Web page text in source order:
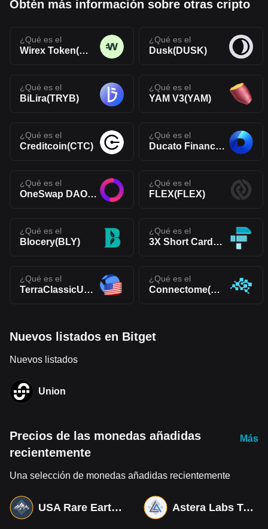
Obtén más información sobre otras cripto
¿Qué es el
Wirex Token(WXT)
¿Qué es el
Dusk(DUSK)
¿Qué es el
BiLira(TRYB)
¿Qué es el
YAM V3(YAM)
¿Qué es el
Creditcoin(CTC)
¿Qué es el
Ducato Finance Token(DUCATO)
¿Qué es el
OneSwap DAO Token(ONES)
¿Qué es el
FLEX(FLEX)
¿Qué es el
Blocery(BLY)
¿Qué es el
3X Short Cardano Token(ADABEAR)
¿Qué es el
TerraClassicUSD(USTC)
¿Qué es el
Connectome(CNTM)
Nuevos listados en Bitget
Nuevos listados
Union
Precios de las monedas añadidas
recientemente
Más
Una selección de monedas añadidas recientemente
USA Rare Earth Tokenized bStocks Astera Labs Tokenized bStocks